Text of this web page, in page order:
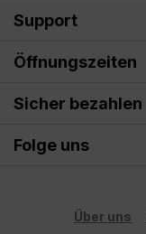
Support
Öffnungszeiten
Sicher bezahlen
Folge uns
Über uns